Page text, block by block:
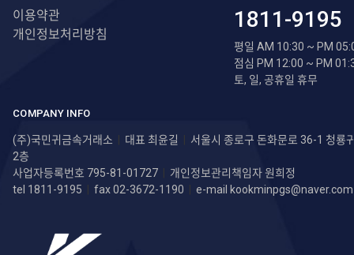
이용약관
개인정보처리방침
1811-9195
평일 AM 10:30 ~ PM
점심 PM 12:00 ~ PM
토, 일, 공휴일 휴무
COMPANY INFO
(주)국민귀금속거래소 대표 최윤길
서울시 종로구 돈화문로 36-1 청룡
2층
사업자등록번호 795-81-01727
개인정보관리책임자 원희정
tel 1811-9195
fax 02-3672-1190 e-mail kookminpgs@naver.com